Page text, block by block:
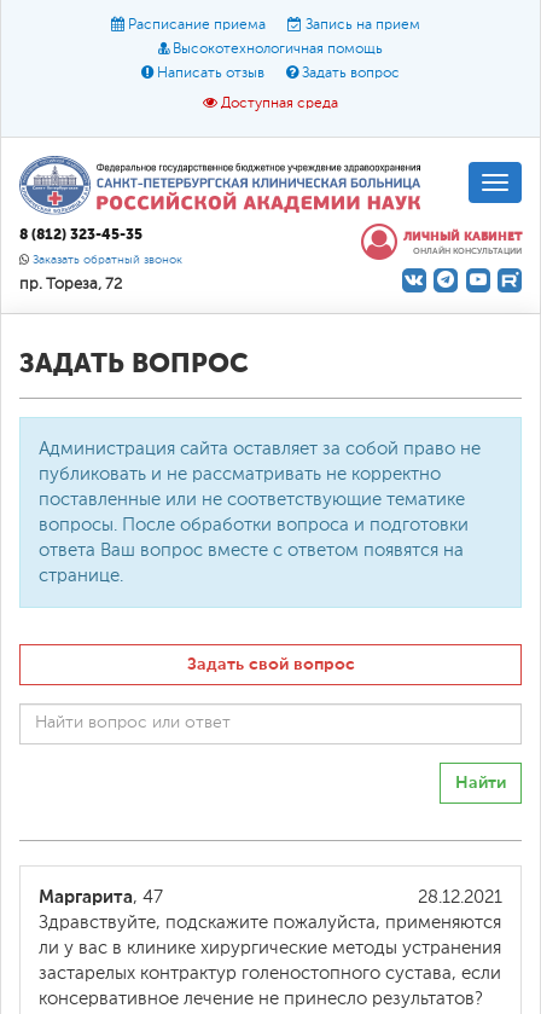
Расписание приема
Запись на прием
Высокотехнологичная помощь
Написать отзыв
Задать вопрос
Доступная среда
Размер шрифта: A A A
Цвет:
О доступной среде
8 (812) 323-45-35
Заказать обратный звонок
пр. Тореза, 72
ЛИЧНЫЙ КАБИНЕТ
ОНЛАЙН КОНСУЛЬТАЦИИ
ЗАДАТЬ ВОПРОС
Администрация сайта оставляет за собой право не
публиковать и не рассматривать не корректно
поставленные или не соответствующие тематике
вопросы. После обработки вопроса и подготовки
ответа Ваш вопрос вместе с ответом появятся на
странице.
Задать свой вопрос
Найти
28.12.2021
Маргарита, 47
Здравствуйте, подскажите пожалуйста, применяются
ли у вас в клинике хирургические методы устранения
застарелых контрактур голеностопного сустава, если
консервативное лечение не принесло результатов?